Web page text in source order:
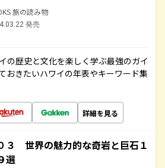
旅の読み物
発売
の歴史と文化を楽しく学ぶ最強のガイ
おきたいハワイの年表やキーワード集
詳細を見る
３ 世界の魅力的な奇岩と巨石１
選